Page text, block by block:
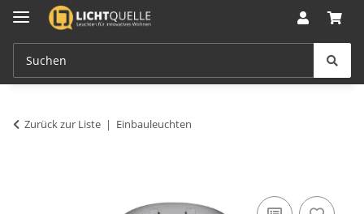
Zurück zur Liste Einbauleuchten